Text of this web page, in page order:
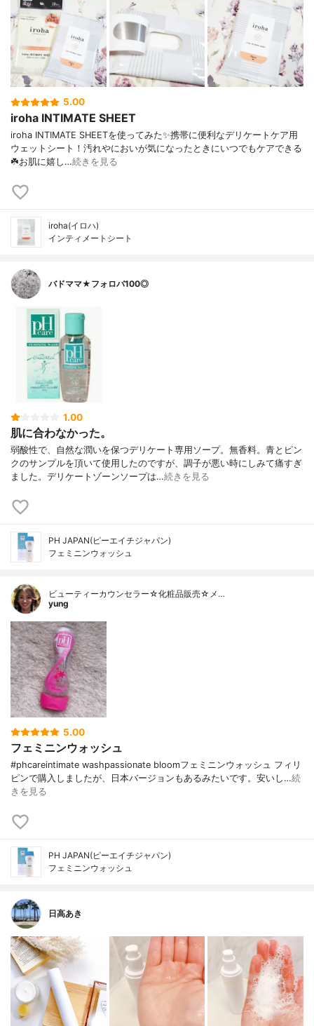
5.00
iroha INTIMATE SHEET
iroha INTIMATE SHEETを使ってみた✨携帯に便利なデリケートケア用
ウェットシート！汚れやにおいが気になったときにいつでもケアできる
☘️お肌に嬉し…続きを見る
iroha(イロハ)
インティメートシート
バドママ★フォロバ100◎
1.00
肌に合わなかった。
弱酸性で、自然な潤いを保つデリケート専用ソープ。無香料。青とピン
クのサンプルを頂いて使用したのですが、調子が悪い時にしみて痛すぎ
ました。デリケートゾーンソープは…続きを見る
PH JAPAN(ピーエイチジャパン)
フェミニンウォッシュ
ビューティーカウンセラー☆化粧品販売☆メ…
yung
5.00
フェミニンウォッシュ
#phcareintimate washpassionate bloomフェミニンウォッシュ フィリ
ピンで購入しましたが、日本バージョンもあるみたいです。安いし…続
きを見る
PH JAPAN(ピーエイチジャパン)
フェミニンウォッシュ
日高あき